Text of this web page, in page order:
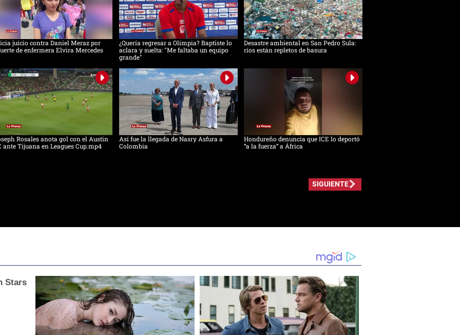
juicio contra Daniel Meraz por
de enfermera Elvira Mercedes
¿Quería regresar a Olimpia? Baptiste lo
aclara y suelta: "Me faltaba un equipo
grande"
Desastre ambiental en San Pedro Sula:
ríos están repletos de basura
Rosales anota gol con el Austin
ante Tijuana en Leagues Cup.mp4
Así fue la llegada de Nasry Asfura a
Colombia
Hondureño denuncia que ICE lo deportó
“a la fuerza” a África
SIGUIENTE
Stars